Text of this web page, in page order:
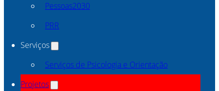
Pessoas2030
PRR
Serviços
Serviços de Psicologia e Orientação
Projetos